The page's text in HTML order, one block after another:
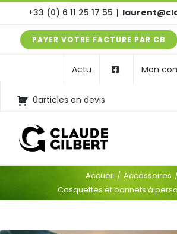
contenu
+33 (0) 6 11 25 17 55 |
PAYER VOTRE FACTURE PAR CB
Actu
0articles en devis
Mon
Accueil
Accessoires
Casquettes et bonnets à